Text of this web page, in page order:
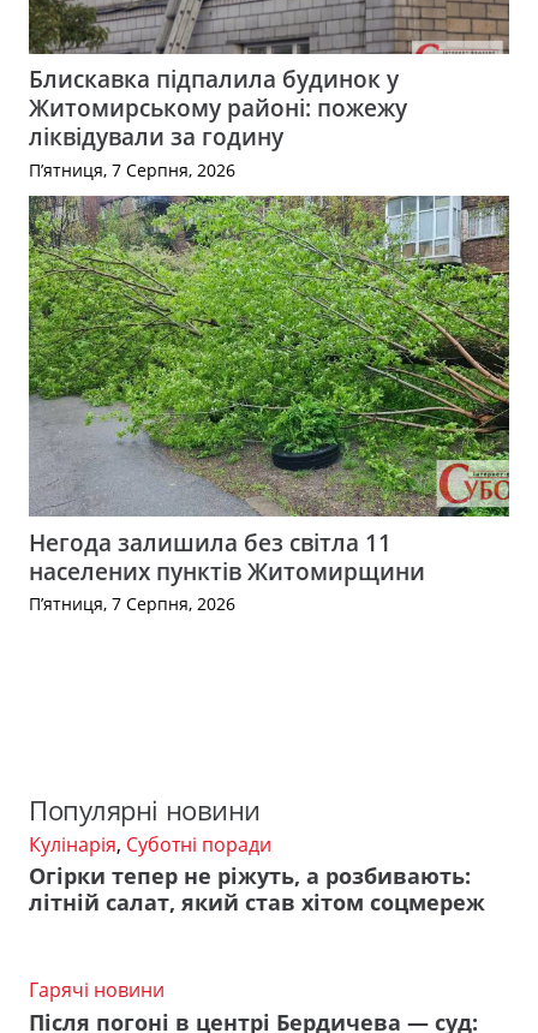
Блискавка підпалила будинок у
Житомирському районі: пожежу
ліквідували за годину
П’ятниця, 7 Серпня, 2026
Негода залишила без світла 11
населених пунктів Житомирщини
П’ятниця, 7 Серпня, 2026
Популярні новини
Кулінарія, Суботні поради
Огірки тепер не ріжуть, а розбивають:
літній салат, який став хітом соцмереж
Гарячі новини
Після погоні в центрі Бердичева — суд: